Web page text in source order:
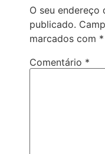
O seu endereço
publicado.
marcados com *
Comentário *